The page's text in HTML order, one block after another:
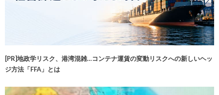
[PR]地政学リスク、港湾混雑…コンテナ運賃の変動リスクへの新しいヘッ
ジ方法「FFA」とは